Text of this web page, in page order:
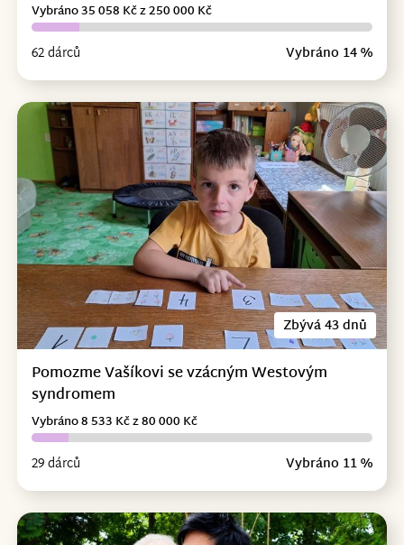
62 dárců Vybráno 14 %
Vybráno 35 058 Kč z 250 000 Kč
Zbývá 43 dnů
Pomozme Vašíkovi se vzácným Westovým
syndromem
29 dárců Vybráno 11 %
Vybráno 8 533 Kč z 80 000 Kč